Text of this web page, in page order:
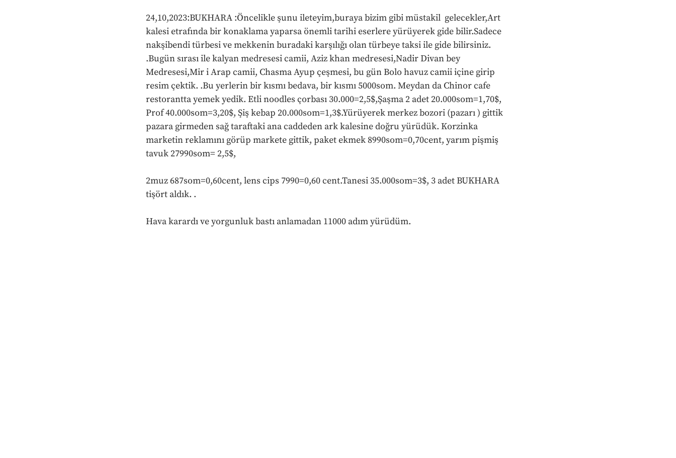
24,10,2023:BUKHARA :Öncelikle şunu ileteyim,buraya bizim gibi müstakil  gelecekler,Art
kalesi etrafında bir konaklama yaparsa önemli tarihi eserlere yürüyerek gide bilir.Sadece
nakşibendi türbesi ve mekkenin buradaki karşılığı olan türbeye taksi ile gide bilirsiniz.
.Bugün sırası ile kalyan medresesi camii, Aziz khan medresesi,Nadir Divan bey
Medresesi,Mir i Arap camii, Chasma Ayup çeşmesi, bu gün Bolo havuz camii içine girip
resim çektik. .Bu yerlerin bir kısmı bedava, bir kısmı 5000som. Meydan da Chinor cafe
restorantta yemek yedik. Etli noodles çorbası 30.000=2,5$,Şaşma 2 adet 20.000som=1,70$,
Prof 40.000som=3,20$, Şiş kebap 20.000som=1,3$.Yürüyerek merkez bozori (pazarı ) gittik
pazara girmeden sağ taraftaki ana caddeden ark kalesine doğru yürüdük. Korzinka
marketin reklamını görüp markete gittik, paket ekmek 8990som=0,70cent, yarım pişmiş
tavuk 27990som= 2,5$,
2muz 687som=0,60cent, lens cips 7990=0,60 cent.Tanesi 35.000som=3$, 3 adet BUKHARA
tişört aldık. .
Hava karardı ve yorgunluk bastı anlamadan 11000 adım yürüdüm.